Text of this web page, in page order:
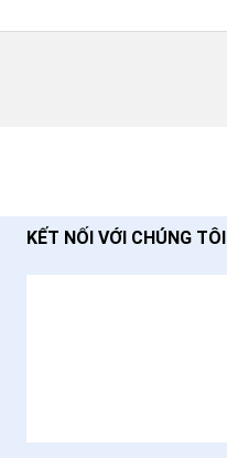
KẾT NỐI VỚI CHÚNG TÔI